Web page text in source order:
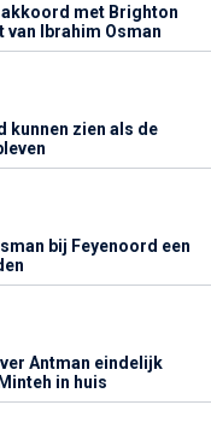
met Brighton
van Ibrahim Osman
kunnen zien als de
bij Feyenoord een
Antman eindelijk
in huis